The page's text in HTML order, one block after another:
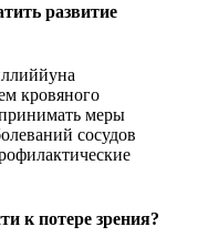
развитие
кровяного
принимать меры
сосудов
к потере зрения?